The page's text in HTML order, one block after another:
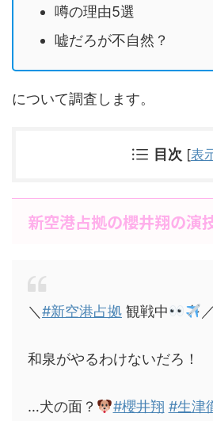
噂の理由5選
嘘だろが不自然？
について調査します。
目次 [表
新空港占拠の櫻井翔の演
＼ #新空港占拠 観戦中 ／
和泉がやるわけないだろ！
…犬の面？ #櫻井翔 #生津